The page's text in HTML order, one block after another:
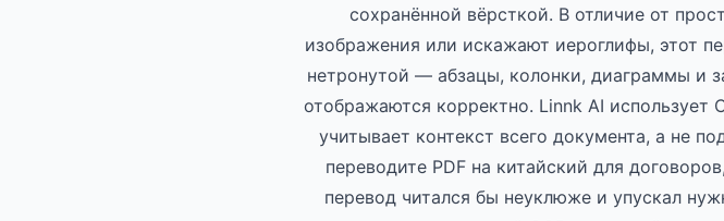
сохранённой вёрсткой. В отличие от
изображения или искажают иероглифы, этот
нетронутой — абзацы, колонки, диаграммы и
отображаются корректно. Linnk AI использует
учитывает контекст всего документа, а не
переводите PDF на китайский для
перевод читался бы неуклюже и упускал